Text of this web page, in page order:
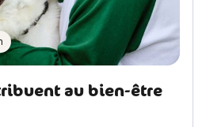
au bien-être